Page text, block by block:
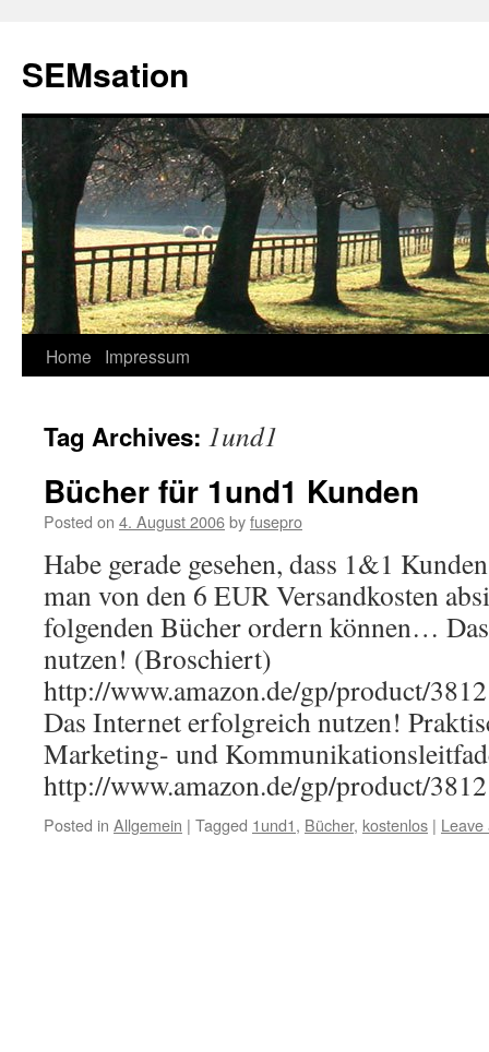
SEMsation
Skip
content
Home Impressum
Tag Archives: 1und1
Bücher für 1und1 Kunden
Posted on 4. August 2006byfusepro
Habe gerade gesehen, dass 1&1
man von den 6 EUR Versandkosten
folgenden Bücher ordern können…
nutzen! (Broschiert)
http://www.amazon.de/gp/product/
Das Internet erfolgreich nutzen!
Marketing- und
http://www.amazon.de/gp/product/
Posted in Allgemein | Tagged 1und1, Bücher, kostenlos | Leave